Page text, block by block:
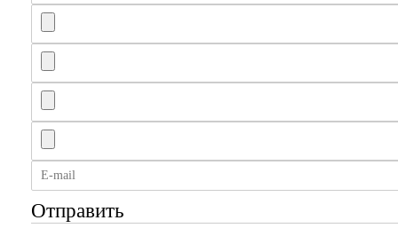
Отправить